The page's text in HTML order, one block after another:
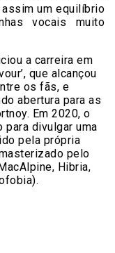
um equilíbrio
vocais muito
a carreira em
que alcançou
os fãs, e
abertura para as
Em 2020, o
para divulgar uma
pela própria
pelo
Hibria,